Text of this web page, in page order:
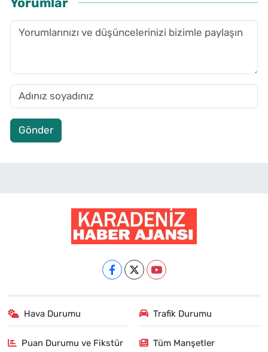
Gönder
Hava Durumu Trafik Durumu
Puan Durumu ve Fikstür Tüm Manşetler